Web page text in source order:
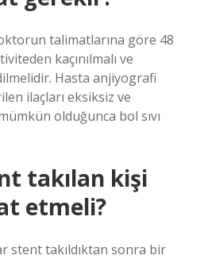
talimatlarına göre 48
kaçınılmalı ve
Hasta anjiyografi
ilaçları eksiksiz ve
olduğunca bol sıvı
takılan kişi
etmeli?
stent takıldıktan sonra bir